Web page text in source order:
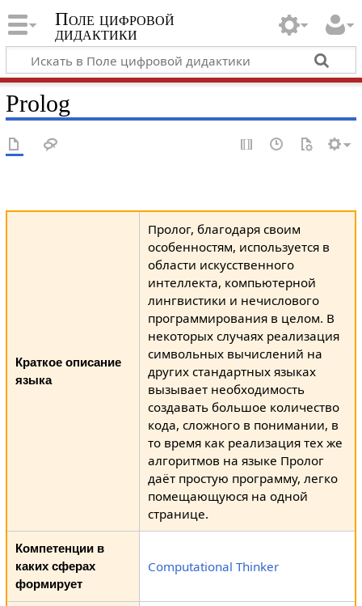
Поле цифровой
дидактики
Prolog
Краткое описание
языка
Пролог, благодаря своим
особенностям, используется в
области искусственного
интеллекта, компьютерной
лингвистики и нечислового
программирования в целом. В
некоторых случаях реализация
символьных вычислений на
других стандартных языках
вызывает необходимость
создавать большое количество
кода, сложного в понимании, в
то время как реализация тех же
алгоритмов на языке Пролог
даёт простую программу, легко
помещающуюся на одной
странице.
Компетенции в
каких сферах
формирует
Computational Thinker